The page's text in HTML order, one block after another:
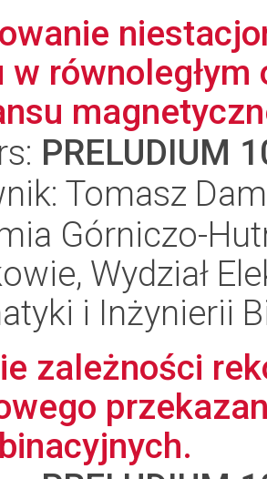
w
PRELUDIUM
Tomasz
Górniczo-
Wydział
i Inżynierii
zależności